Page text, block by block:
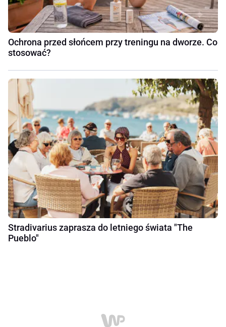
Ochrona przed słońcem przy treningu na dworze. Co
stosować?
Stradivarius zaprasza do letniego świata "The
Pueblo"